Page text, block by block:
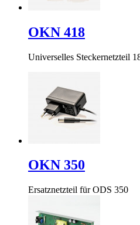
OKN 418
Universelles Steckernetzteil
OKN 350
Ersatznetzteil für ODS 350